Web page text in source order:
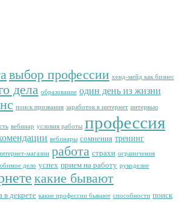
выбор профессии хенд-мейд как бизнес
дела образование один день из жизни
поиск призвания заработок в интернет интервью
вебинар условия работы профессия
вебинары сомнения тренинг
магазин работа страхи ограничения
дело успех прием на работу рукоделие
какие бывают
в декрете какие профессии бывают способности поиск